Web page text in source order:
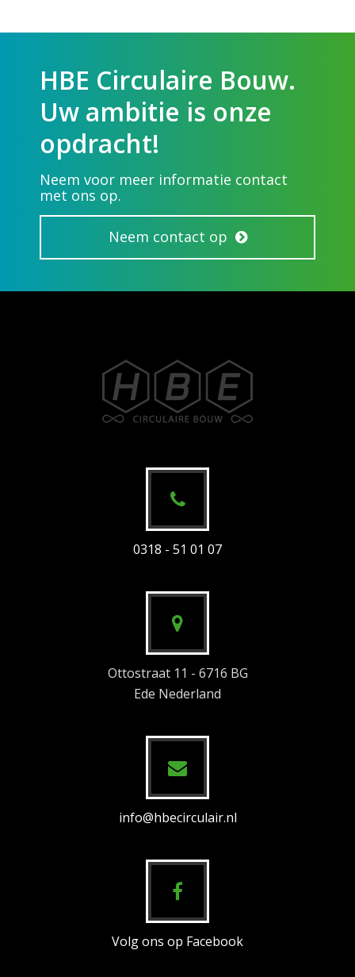
HBE Circulaire Bouw.
Uw ambitie is onze
opdracht!
Neem voor meer informatie contact
met ons op.
Neem contact op
0318 - 51 01 07
Ottostraat 11 - 6716 BG
Ede Nederland
info@hbecirculair.nl
Volg ons op Facebook